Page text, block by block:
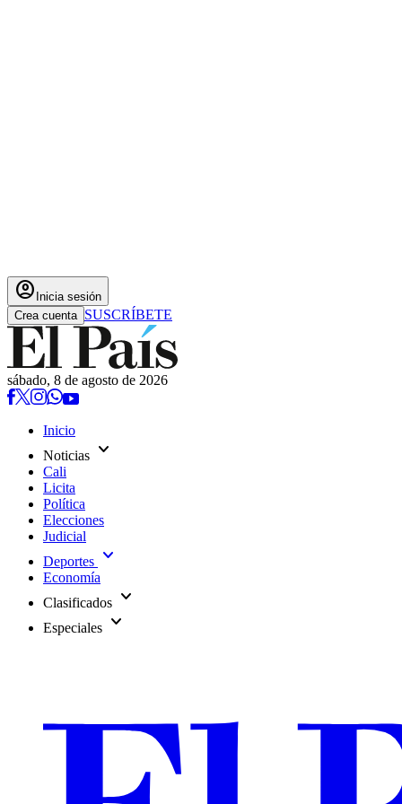
account_circle Inicia sesión
Crea cuenta SUSCRÍBETE
sábado, 8 de agosto de 2026
Inicio
Noticias expand_more
Cali
Licita
Política
Elecciones
Judicial
Deportes expand_more
Economía
Clasificados expand_more
Especiales expand_more